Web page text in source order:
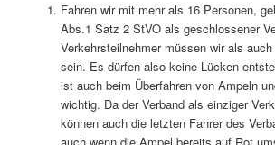
Fahren wir mit mehr als 16 Personen,
Abs.1 Satz 2 StVO als geschlossener
Verkehrsteilnehmer müssen wir als
sein. Es dürfen also keine Lücken
ist auch beim Überfahren von Ampeln
wichtig. Da der Verband als einziger
können auch die letzten Fahrer des